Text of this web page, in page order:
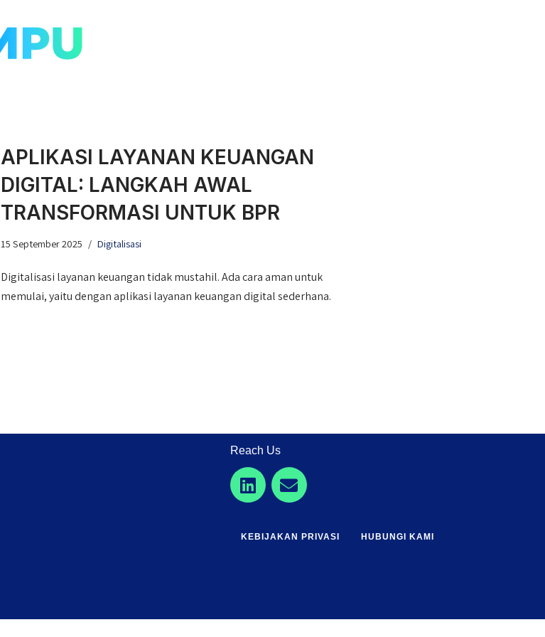
APLIKASI LAYANAN KEUANGAN
DIGITAL: LANGKAH AWAL
TRANSFORMASI UNTUK BPR
15 September 2025 Digitalisasi
Digitalisasi layanan keuangan tidak mustahil. Ada cara aman untuk
memulai, yaitu dengan aplikasi layanan keuangan digital sederhana.
Reach Us
KEBIJAKAN PRIVASI HUBUNGI KAMI